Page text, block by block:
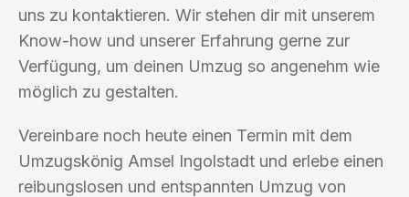
uns zu kontaktieren. Wir stehen dir mit unserem
Know-how und unserer Erfahrung gerne zur
Verfügung, um deinen Umzug so angenehm wie
möglich zu gestalten.
Vereinbare noch heute einen Termin mit dem
Umzugskönig Amsel Ingolstadt und erlebe einen
reibungslosen und entspannten Umzug von